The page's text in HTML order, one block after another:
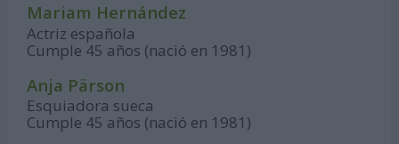
Mariam Hernández
Actriz española
Cumple 45 años (nació en 1981)
Anja Pärson
Esquiadora sueca
Cumple 45 años (nació en 1981)